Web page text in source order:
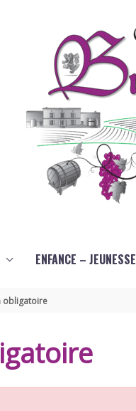
ENFANCE – JEUNESSE
obligatoire